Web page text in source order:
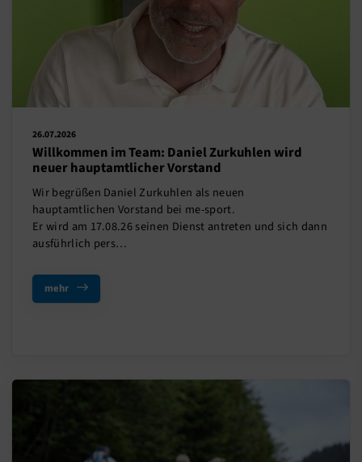
26.07.2026
Willkommen im Team: Daniel Zurkuhlen wird
neuer hauptamtlicher Vorstand
Wir begrüßen Daniel Zurkuhlen als neuen
hauptamtlichen Vorstand bei me-sport.
Er wird am 17.08.26 seinen Dienst antreten und sich dann
ausführlich pers…
mehr